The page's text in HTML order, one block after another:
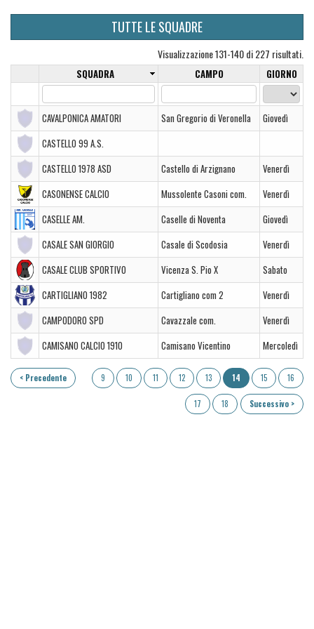
TUTTE LE SQUADRE
Visualizzazione 131-140 di 227 risultati.
SQUADRA CAMPO GIORNO
CAVALPONICA AMATORI San Gregorio di Veronella
Giovedì
CASTELLO 99 A.S.
CASTELLO 1978 ASD
Castello di Arzignano
Venerdì
CASONENSE CALCIO
Mussolente Casoni com.
Venerdì
CASELLE AM.
Caselle di Noventa
Giovedì
CASALE SAN GIORGIO
Casale di Scodosia
Venerdì
CASALE CLUB SPORTIVO
Vicenza S. Pio X
Sabato
CARTIGLIANO 1982
Cartigliano com 2
Venerdì
CAMPODORO SPD
Cavazzale com.
Venerdì
CAMISANO CALCIO 1910
Camisano Vicentino Mercoledì
< Precedente 9 10 11 12 13 14 15 16
17 18 Successivo >